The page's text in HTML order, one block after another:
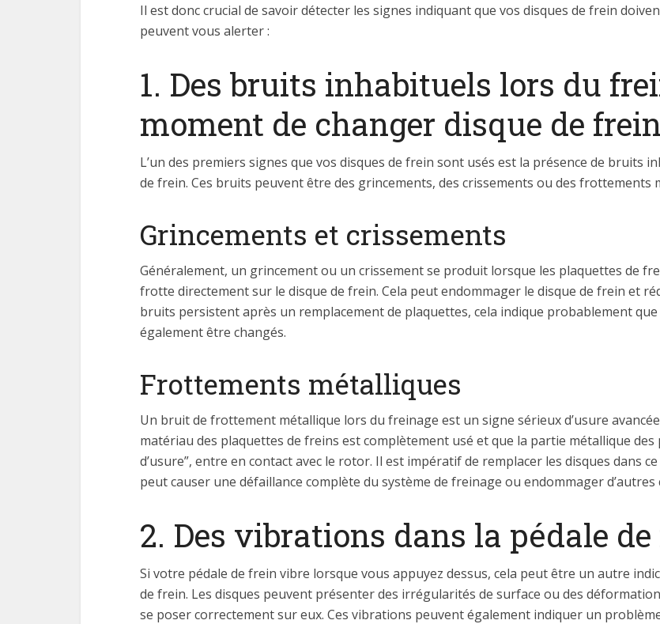
Il est donc crucial de savoir détecter les signes indiquant que vos disques de frein
peuvent vous alerter :
1. Des bruits inhabituels lors du
moment de changer disque de frein
L’un des premiers signes que vos disques de frein sont usés est la présence de bruits
de frein. Ces bruits peuvent être des grincements, des crissements ou des frottements
Grincements et crissements
Généralement, un grincement ou un crissement se produit lorsque les plaquettes de
frotte directement sur le disque de frein. Cela peut endommager le disque de frein et
bruits persistent après un remplacement de plaquettes, cela indique probablement
également être changés.
Frottements métalliques
Un bruit de frottement métallique lors du freinage est un signe sérieux d’usure
matériau des plaquettes de freins est complètement usé et que la partie métallique
d’usure”, entre en contact avec le rotor. Il est impératif de remplacer les disques dans
peut causer une défaillance complète du système de freinage ou endommager
2. Des vibrations dans la pédale
Si votre pédale de frein vibre lorsque vous appuyez dessus, cela peut être un autre
de frein. Les disques peuvent présenter des irrégularités de surface ou des
se poser correctement sur eux. Ces vibrations peuvent également indiquer un